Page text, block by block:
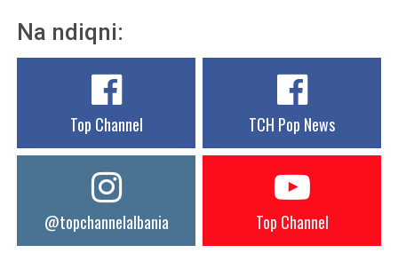
Na ndiqni:
Top Channel TCH Pop News
@topchannelalbania Top Channel